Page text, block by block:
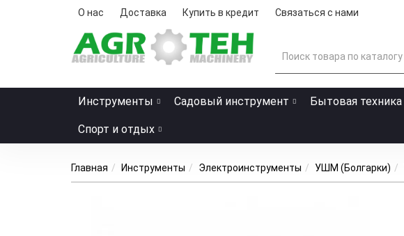
О нас Доставка Купить в кредит Связаться с нами
Инструменты Садовый инструмент Бытовая техника
Спорт и отдых
Главная Инструменты Электроинструменты УШМ (Болгарки)